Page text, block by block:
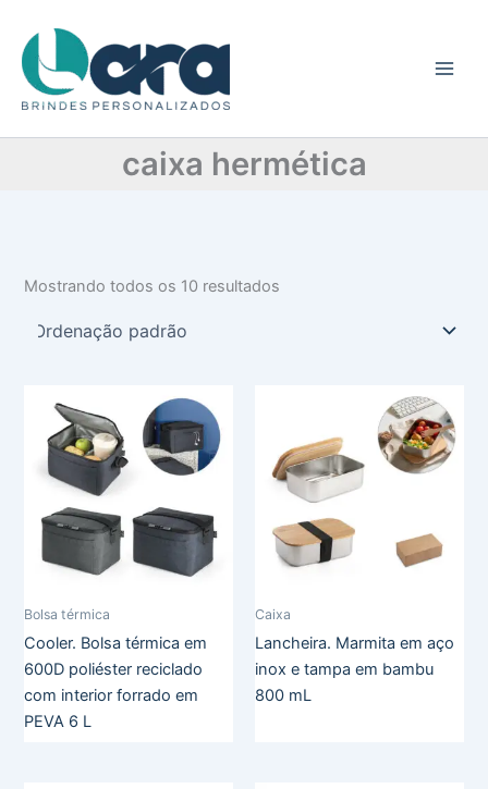
para
conteúdo
caixa hermética
t
e
r
Mostrando todos os 10 resultados
Bolsa térmica
Cooler. Bolsa térmica em
600D poliéster reciclado
com interior forrado em
PEVA 6 L
Caixa
Lancheira. Marmita em aço
inox e tampa em bambu
800 mL